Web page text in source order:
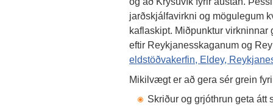
jarðskjálfavirkni og mögulegum
kaflaskipt. Miðpunktur
eftir Reykjanesskaganum og
eldstöðvakerfin, Eldey,
Mikilvægt er að gera sér grein
Skriður og grjóthrun geta átt